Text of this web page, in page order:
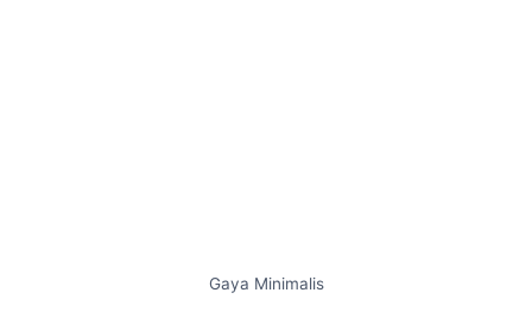
Gaya Minimalis